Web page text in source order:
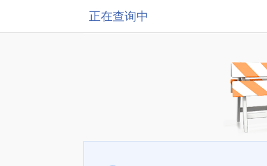
正在查询中